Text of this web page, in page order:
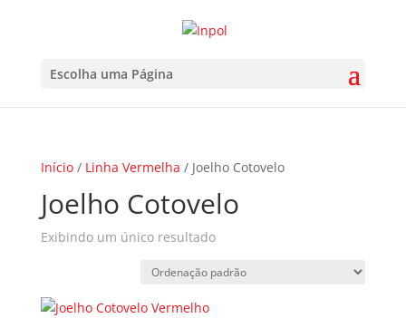
Escolha uma Página
Início/ Linha Vermelha / Joelho Cotovelo
Joelho Cotovelo
Exibindo um único resultado